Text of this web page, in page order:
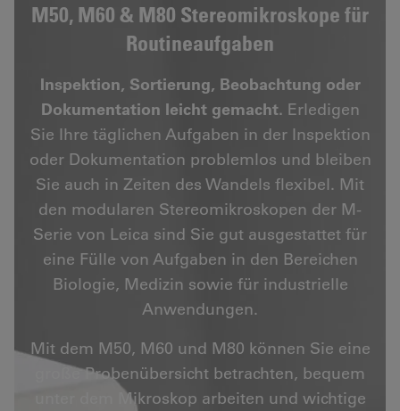
M50, M60 & M80 Stereomikroskope für
Routineaufgaben
Inspektion, Sortierung, Beobachtung oder
Dokumentation leicht gemacht. Erledigen
Sie Ihre täglichen Aufgaben in der Inspektion
oder Dokumentation problemlos und bleiben
Sie auch in Zeiten des Wandels flexibel. Mit
den modularen Stereomikroskopen der M-
Serie von Leica sind Sie gut ausgestattet für
eine Fülle von Aufgaben in den Bereichen
Biologie, Medizin sowie für industrielle
Anwendungen.
Mit dem M50, M60 und M80 können Sie eine
große Probenübersicht betrachten, bequem
unter dem Mikroskop arbeiten und wichtige